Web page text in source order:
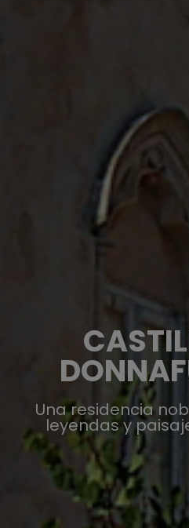
Una residencia
leyendas y